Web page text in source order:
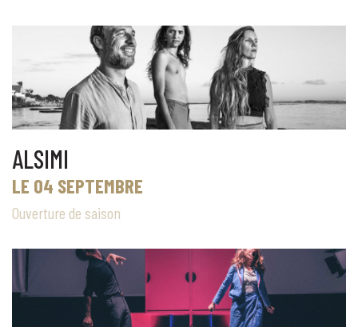
ALSIMI
LE 04 SEPTEMBRE
Ouverture de saison